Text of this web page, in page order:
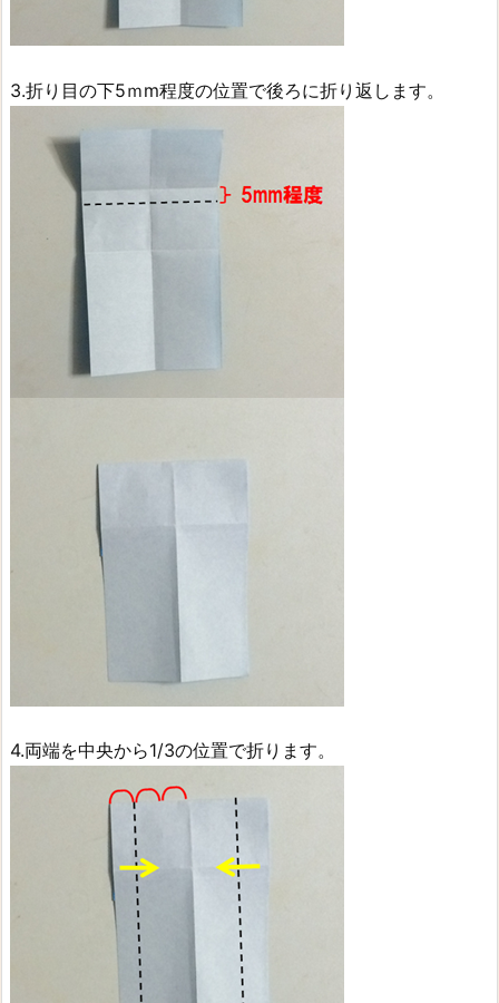
3.折り目の下5ｍm程度の位置で後ろに折り返します。
4.両端を中央から1/3の位置で折ります。